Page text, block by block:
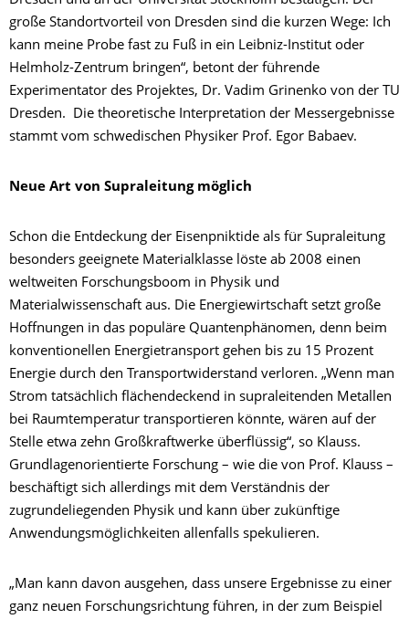
große Standortvorteil von Dresden sind die kurzen Wege: Ich
kann meine Probe fast zu Fuß in ein Leibniz-Institut oder
Helmholz-Zentrum bringen“, betont der führende
Experimentator des Projektes, Dr. Vadim Grinenko von der TU
Dresden. Die theoretische Interpretation der Messergebnisse
stammt vom schwedischen Physiker Prof. Egor Babaev.
Neue Art von Supraleitung möglich
Schon die Entdeckung der Eisenpniktide als für Supraleitung
besonders geeignete Materialklasse löste ab 2008 einen
weltweiten Forschungsboom in Physik und
Materialwissenschaft aus. Die Energiewirtschaft setzt große
Hoffnungen in das populäre Quantenphänomen, denn beim
konventionellen Energietransport gehen bis zu 15 Prozent
Energie durch den Transportwiderstand verloren. „Wenn man
Strom tatsächlich flächendeckend in supraleitenden Metallen
bei Raumtemperatur transportieren könnte, wären auf der
Stelle etwa zehn Großkraftwerke überflüssig“, so Klauss.
Grundlagenorientierte Forschung – wie die von Prof. Klauss –
beschäftigt sich allerdings mit dem Verständnis der
zugrundeliegenden Physik und kann über zukünftige
Anwendungsmöglichkeiten allenfalls spekulieren.
„Man kann davon ausgehen, dass unsere Ergebnisse zu einer
ganz neuen Forschungsrichtung führen, in der zum Beispiel